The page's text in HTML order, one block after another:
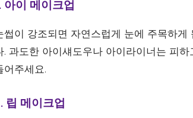
아이 메이크업
썹이 강조되면 자연스럽게 눈에 주목하
. 과도한 아이섀도우나 아이라이너는 피
어주세요.
립 메이크업